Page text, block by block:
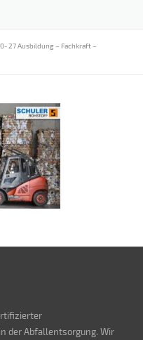
27 Ausbildung – Fachkraft –
der Abfallentsorgung. Wir